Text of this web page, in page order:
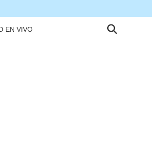
EN VIVO